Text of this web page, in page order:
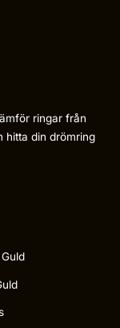
ringar från
hitta din drömring